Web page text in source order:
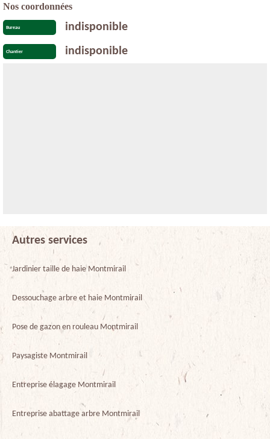
Nos coordonnées
Bureau indisponible
Chantier indisponible
Autres services
Jardinier taille de haie Montmirail
Dessouchage arbre et haie Montmirail
Pose de gazon en rouleau Montmirail
Paysagiste Montmirail
Entreprise élagage Montmirail
Entreprise abattage arbre Montmirail